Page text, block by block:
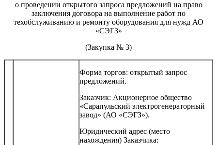
о проведении открытого запроса предложений на право
заключения договора на выполнение работ по
техобслуживанию и ремонту оборудования для нужд АО
«СЭГЗ»
(Закупка № 3)
Форма торгов: открытый запрос
предложений.
Заказчик: Акционерное общество
«Сарапульский электрогенераторный
завод» (АО «СЭГЗ»).
Юридический адрес (место
нахождения) Заказчика: